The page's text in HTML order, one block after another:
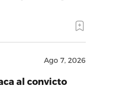
Ago 7, 2026
al convicto